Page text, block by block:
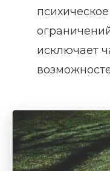
исключает